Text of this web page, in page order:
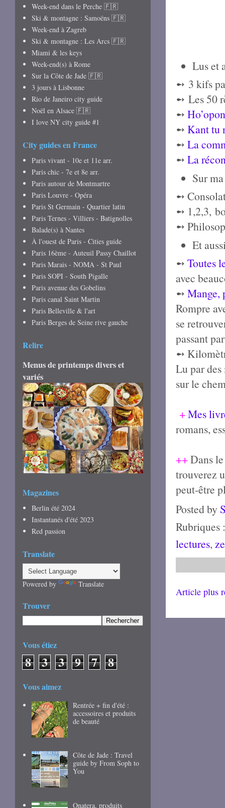
Lus et
➻ 3 kifs
➻ Les 50
➻
➻ Kant tu
➻ La
➻ La
Sur
➻
➻ 1,2,3,
➻
Et
➻ Toutes
avec
➻ Mange,
Rompre
se
passant
➻
Lu par
sur le
+Mes
romans,
++Dans
trouverez
peut-être
Posted by
Rubriques
lectures,
Article plus
Week-end dans le Perche 🇫🇷
Ski & montagne : Samoëns 🇫🇷
Week-end à Zagreb
Ski & montagne : Les Arcs 🇫🇷
Miami & les keys
Week-end(s) à Rome
Sur la Côte de Jade 🇫🇷
3 jours à Lisbonne
Rio de Janeiro city guide
Noël en Alsace 🇫🇷
I love NY city guide #1
City guides en France
Paris vivant - 10e et 11e arr.
Paris chic - 7e et 8e arr.
Paris autour de Montmartre
Paris Louvre - Opéra
Paris St Germain - Quartier latin
Paris Ternes - Villiers - Batignolles
Balade(s) à Nantes
À l'ouest de Paris - Cities guide
Paris 16ème - Auteuil Passy Chaillot
Paris Marais - NOMA - St Paul
Paris SOPI - South Pigalle
Paris avenue des Gobelins
Paris canal Saint Martin
Paris Belleville & l'art
Paris Berges de Seine rive gauche
Relire
Menus de printemps divers et
variés
Magazines
Berlin été 2024
Instantanés d'été 2023
Red passion
Translate
Powered by Translate
Trouver
Vous étiez
8 3 3 9 7 8
Vous aimez
Rentrée + fin d'été :
accessoires et produits
de beauté
Côte de Jade : Travel
guide by From Soph to
You
Onatera, produits